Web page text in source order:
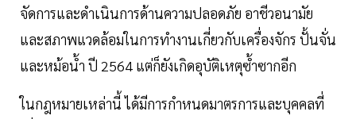
จัดการและดำเนินการด้านความปลอดภัย อาชีวอนามัย
และสภาพแวดล้อมในการทำงานเกี่ยวกับเครื่องจักร ปั้นจั่น
และหม้อน้ำ ปี 2564 แต่ก็ยังเกิดอุบัติเหตุซ้ำซากอีก
ในกฎหมายเหล่านี้ ได้มีการกำหนดมาตรการและบุคคลที่